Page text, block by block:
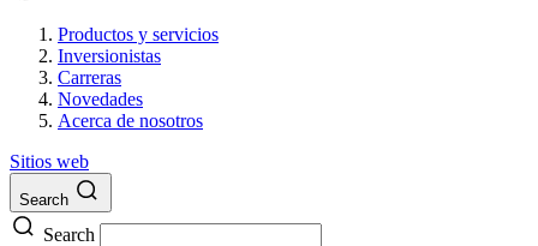
Productos y servicios
Inversionistas
Carreras
Novedades
Acerca de nosotros
Sitios web
Search
Search